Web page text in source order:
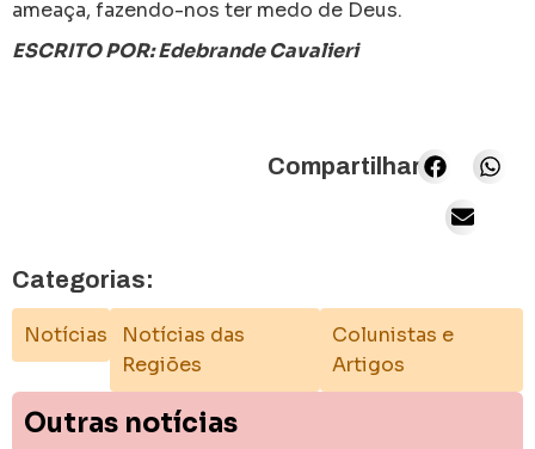
ameaça, fazendo-nos ter medo de Deus.
ESCRITO POR: Edebrande Cavalieri
Compartilhar:
Categorias:
Notícias
Notícias das
Regiões
Colunistas e
Artigos
Outras notícias